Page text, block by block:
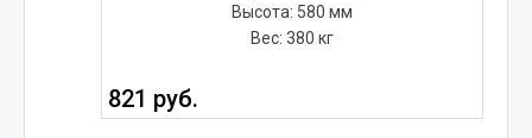
Высота: 580 мм
Вес: 380 кг
821 руб.